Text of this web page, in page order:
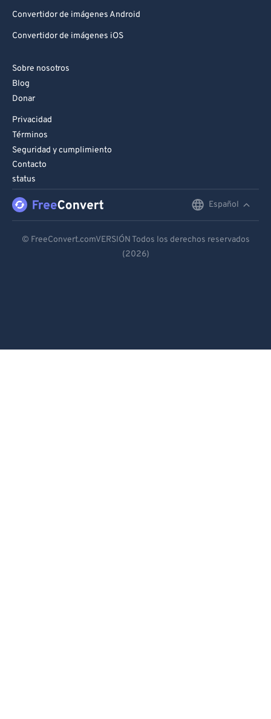
Convertidor de imágenes Android
Convertidor de imágenes iOS
Sobre nosotros
Blog
Donar
Privacidad
Términos
Seguridad y cumplimiento
Contacto
status
Español
Español
© FreeConvert.comVERSIÓN Todos los derechos reservados
(2026)